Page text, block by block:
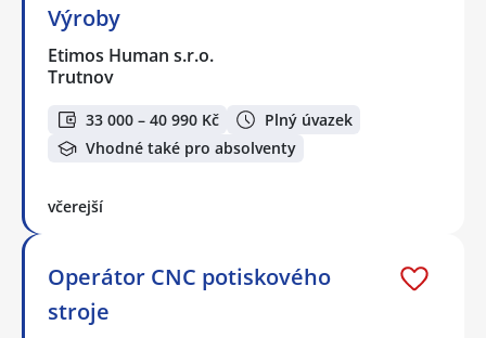
Výroby
Etimos Human s.r.o.
Trutnov
33 000 – 40 990 Kč
Plný úvazek
Vhodné také pro absolventy
včerejší
Operátor CNC potiskového
stroje